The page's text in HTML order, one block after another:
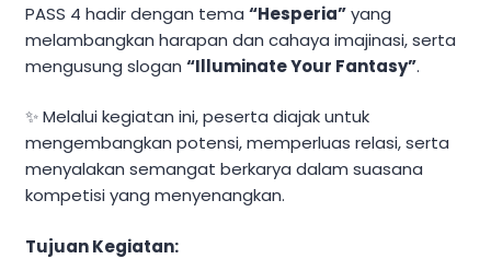
PASS 4 hadir dengan tema “Hesperia”yang
melambangkan harapan dan cahaya imajinasi, serta
mengusung slogan “Illuminate Your Fantasy”.
✨ Melalui kegiatan ini, peserta diajak untuk
mengembangkan potensi, memperluas relasi, serta
menyalakan semangat berkarya dalam suasana
kompetisi yang menyenangkan.
Tujuan Kegiatan: